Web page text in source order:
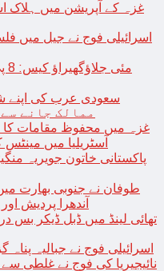
ممالک جانے
غزہ میں محفوظ مقامات کا
آسٹریلیا میں
پاکستانی خاتون جویریہ
طوفان نے جنوبی بھارت
آندھرا پردیش
اسرائیلی فوج نے جبالیہ
نائیجیریا کی فوج نے غلطی